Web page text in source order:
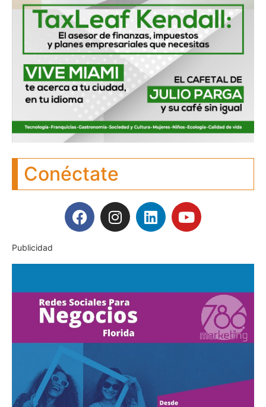
Conéctate
Publicidad